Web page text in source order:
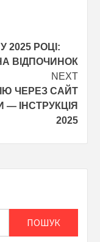
2025 РОЦІ:
ВІДПОЧИНОК
NEXT
ЧЕРЕЗ САЙТ
— ІНСТРУКЦІЯ
2025
ПОШУК